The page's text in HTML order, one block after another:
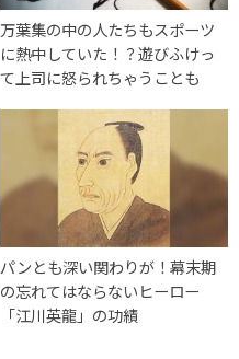
万葉集の中の人たちもスポーツ
に熱中していた！？遊びふけっ
て上司に怒られちゃうことも
パンとも深い関わりが！幕末期
の忘れてはならないヒーロー
「江川英龍」の功績